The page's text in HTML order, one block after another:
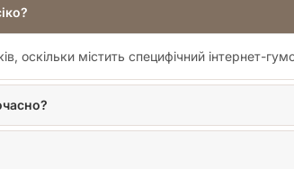
оскільки містить специфічний інтернет-